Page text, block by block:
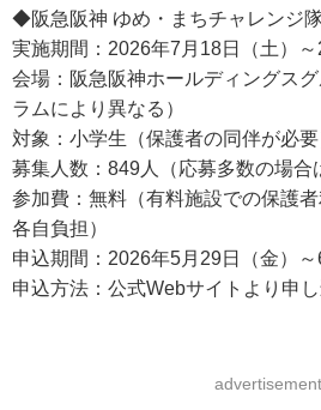
◆阪急阪神 ゆめ・まちチャレンジ
実施期間：2026年7月18日（土）～
会場：阪急阪神ホールディングス
ラムにより異なる）
対象：小学生（保護者の同伴が必要
募集人数：849人（応募多数の場合
参加費：無料（有料施設での保護
各自負担）
申込期間：2026年5月29日（金）～
申込方法：公式Webサイトより申
advertisement